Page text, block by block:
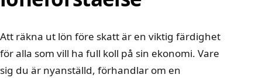
Att räkna ut lön före skatt är en viktig färdighet
för alla som vill ha full koll på sin ekonomi. Vare
sig du är nyanställd, förhandlar om en